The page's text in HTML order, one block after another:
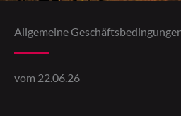
Allgemeine
vom 22.06.26